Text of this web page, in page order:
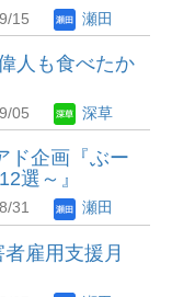
15 瀬田
人も食べたか
05 深草
ド企画『ぶー
選～』
31 瀬田
雇用支援月